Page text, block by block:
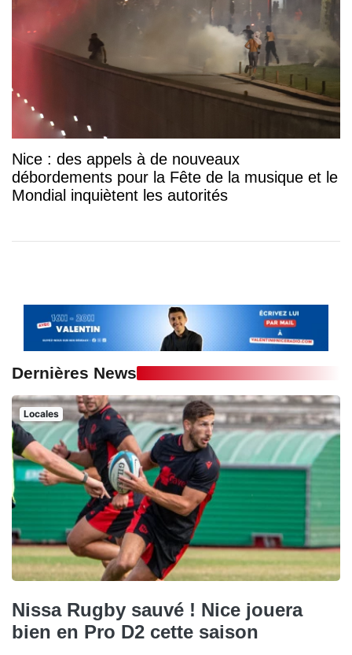
Nice : des appels à de nouveaux
débordements pour la Fête de la musique et le
Mondial inquiètent les autorités
Dernières News
Locales
Nissa Rugby sauvé ! Nice jouera
bien en Pro D2 cette saison